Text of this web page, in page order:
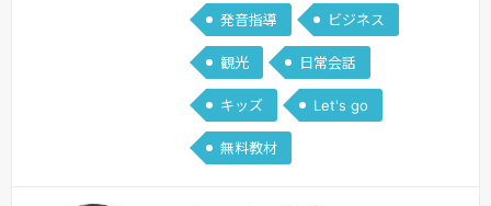
があり、また保育園・幼稚園・小学校で
英語の講師のボランティアをしてきた経
験もあります。自宅で英語教室を開いた
経験もあります。通訳、翻訳も手掛けて
参りました。初心者の方の指導が得意で
す、よろしくお願いします。趣味はカ…
発音指導 ビジネス
観光 日常会話
キッズ Let's go
無料教材